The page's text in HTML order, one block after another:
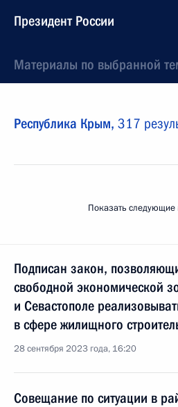
Президент России
Материалы по выбранной
Республика Крым, 317
Показать следующие
Подписан закон,
свободной экономической
и Севастополе
в сфере жилищного
28 сентября 2023 года, 16:20
Совещание по ситуации в